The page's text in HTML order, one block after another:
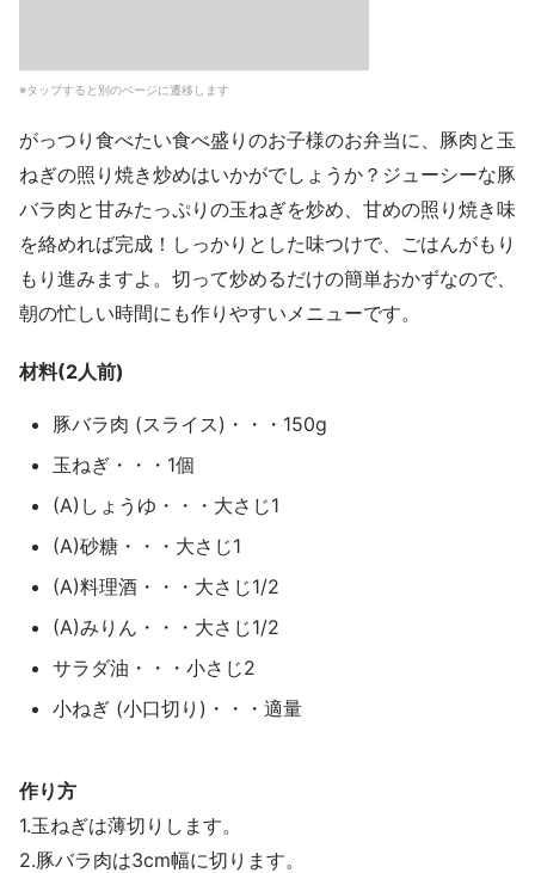
※タップすると別のページに遷移します
がっつり食べたい食べ盛りのお子様のお弁当に、豚肉と玉
ねぎの照り焼き炒めはいかがでしょうか？ジューシーな豚
バラ肉と甘みたっぷりの玉ねぎを炒め、甘めの照り焼き味
を絡めれば完成！しっかりとした味つけで、ごはんがもり
もり進みますよ。切って炒めるだけの簡単おかずなので、
朝の忙しい時間にも作りやすいメニューです。
材料(2人前)
豚バラ肉 (スライス)・・・150g
玉ねぎ・・・1個
(A)しょうゆ・・・大さじ1
(A)砂糖・・・大さじ1
(A)料理酒・・・大さじ1/2
(A)みりん・・・大さじ1/2
サラダ油・・・小さじ2
小ねぎ (小口切り)・・・適量
作り方
1.玉ねぎは薄切りします。
2.豚バラ肉は3cm幅に切ります。